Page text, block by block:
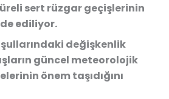
sert rüzgar geçişlerinin
ediliyor.
değişkenlik
güncel meteorolojik
önem taşıdığını